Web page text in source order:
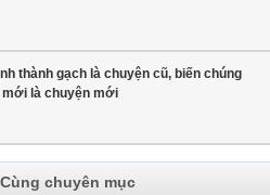
thành gạch là chuyện cũ, biến chúng
là chuyện mới
Cùng chuyên mục